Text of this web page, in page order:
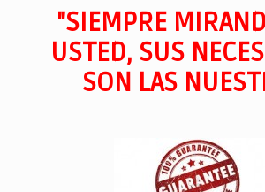
"SIEMPRE
USTED, SUS
SON LAS